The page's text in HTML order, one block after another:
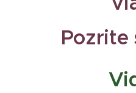
Pozrite